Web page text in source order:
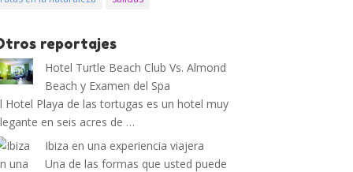
reportajes
Hotel Turtle Beach Club Vs. Almond
Beach y Examen del Spa
Hotel Playa de las tortugas es un hotel muy
en seis acres de …
Ibiza en una experiencia viajera
Una de las formas que usted puede